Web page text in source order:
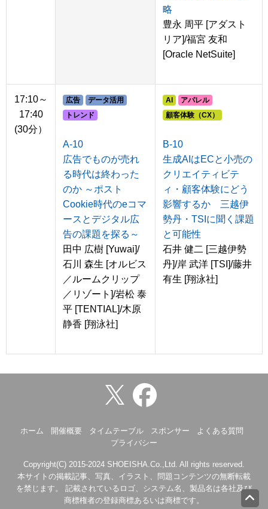
略
豊永 周平 [アダスト
リア]/福宮 友和
[Oracle NetSuite]
17:10～
17:40
(30分）
広告
データ活用
トレンド
A-10
広告でものが売れ
る時代は終わった
のか ～ポスト
Cookie時代のeコマ
ースとデジタル広
告の課題を探る～
田中 広樹 [Yuwai]/
石川 森生 [オルビス
／ルームクリップ
／リゾート]/岩松 泰
平 [TENTIAL]/木原
静香 [翔泳社]
AI
アパレル
顧客体験（CX）
B-10
生成AIはECと小売の
クリエイティビテ
ィ・顧客体験にどう
影響するか 三越伊
勢丹・TSIに聞く課題
と可能性
石井 健二 [三越伊勢
丹]/岸 武洋 [TSI]/藤井
有生 [翔泳社]
ホーム 開催概要 タイムテーブル スポンサー
よくある質問
プライバシー
Copyright(C) 2015-2024 SHOEISHA.Co.,Ltd. All rights reserved.
本サイトの掲載記事、写真、イラスト、問題コンテンツの無断転載
を禁じます。 記載されているロゴ、システム名、製品名は各社及び
商標権者の登録商標あるいは商標です。